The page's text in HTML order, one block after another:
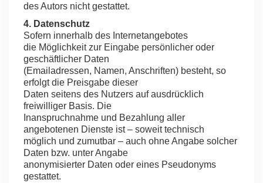
des Autors nicht gestattet.
4. Datenschutz
Sofern innerhalb des Internetangebotes
die Möglichkeit zur Eingabe persönlicher oder
geschäftlicher Daten
(Emailadressen, Namen, Anschriften) besteht, so
erfolgt die Preisgabe dieser
Daten seitens des Nutzers auf ausdrücklich
freiwilliger Basis. Die
Inanspruchnahme und Bezahlung aller
angebotenen Dienste ist – soweit technisch
möglich und zumutbar – auch ohne Angabe solcher
Daten bzw. unter Angabe
anonymisierter Daten oder eines Pseudonyms
gestattet.